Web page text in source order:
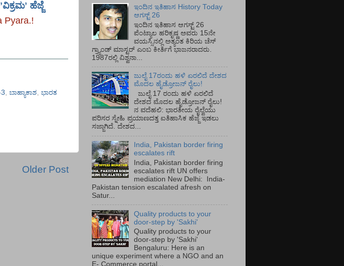
ʼವಿಕ್ರಮʼ ಹೆಜ್ಜೆ
Pyara.!
, ಬಾಹ್ಯಾಕಾಶ, ಭಾರತ
Older Post
ಇಂದಿನ ಇತಿಹಾಸ History Today
ಆಗಸ್ಟ್ 26
ಇಂದಿನ ಇತಿಹಾಸ ಆಗಸ್ಟ್ 26
ಪೆಂಟ್ಯಾಲ ಹರಿಕೃಷ್ಣ ಅವರು 15ನೇ
ವಯಸ್ಸಿನಲ್ಲಿ ಅತ್ಯಂತ ಕಿರಿಯ ಚೆಸ್
ಗ್ರ್ಯಾಂಡ್ ಮಾಸ್ಟರ್ ಎಂಬ ಕೀರ್ತಿಗೆ ಭಾಜನರಾದರು.
1987ರಲ್ಲಿ ವಿಶ್ವನಾ...
ಜುಲೈ 17ರಂದು ಹಳಿ ಏರಲಿದೆ ದೇಶದ
ಮೊದಲ ಹೈಡ್ರೋಜನ್ ರೈಲು!
ಜುಲೈ 17 ರಂದು ಹಳಿ ಏರಲಿದೆ
ದೇಶದ ಮೊದಲ ಹೈಡ್ರೋಜನ್ ರೈಲು!
ನ ವದೆಹಲಿ: ಭಾರತೀಯ ರೈಲ್ವೆಯು
ಪರಿಸರ ಸ್ನೇಹಿ ಪ್ರಯಾಣದತ್ತ ಐತಿಹಾಸಿಕ ಹೆಜ್ಜೆ ಇಡಲು
ಸಜ್ಜಾಗಿದೆ. ದೇಶದ...
India, Pakistan border firing
escalates rift
India, Pakistan border firing
escalates rift UN offers
mediation New Delhi: India-
Pakistan tension escalated afresh on
Satur...
Quality products to your
door-step by 'Sakhi'
Quality products to your
door-step by 'Sakhi'
Bengaluru: Here is an
unique experiment where a NGO and an
E- Commerce portal...